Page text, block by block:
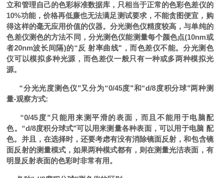
立和管理自己的色彩标准数据库，只相当于正常的色彩色差仪的
10%功能，价格再低廉也无法满足测试要求，不能贪图便宜，购
得这样的毫无应用价值的仪器。分光测色仪精度较高，与单纯的
色差仪测色的方法不同，分光测色仪能测量每个颜色点(10nm或
者20nm波长间隔)的“反 射率曲线" ，而色差仪不能。分光测色
仪可以模拟多种光源，而色差仪一般只有一种或多两种模拟光
源。
“分光光度测色仪"又分为“0/45度"和“d/8度积分球"两种测
量-观察方式:
“0/45 度" 只能用来测平滑的表面，而且不能用于电脑配
色。 “d/8度积分球式"可以用来测量各种表面，可以用于电脑 配
色。并且，在选择时，还要考虑有没有消除镜面反射，和包含镜
面反射的测量模式，如果两种模式都有，则在测量光洁表面，有
明显反射表面的色彩时非常有用。